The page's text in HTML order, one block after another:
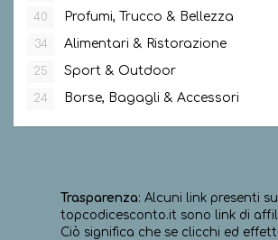
40 Profumi, Trucco & Bellezza
34 Alimentari & Ristorazione
25 Sport & Outdoor
24 Borse, Bagagli & Accessori
Trasparenza: Alcuni link presenti su
topcodicesconto.it sono link di
Ciò significa che se clicchi ed